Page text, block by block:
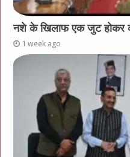
नशे के खिलाफ एक जुट होकर
1 week ago